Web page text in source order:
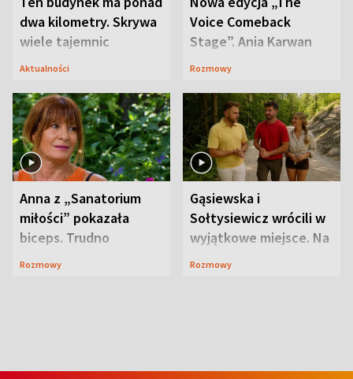
dwa kilometry. Skrywa
wiele tajemnic
Aktualności
Voice Comeback
Stage”. Ania Karwan
zapowiada
Rozmowy
Anna z „Sanatorium
miłości” pokazała
biceps. Trudno
uwierzyć, co przeszła
Rozmowy
Gąsiewska i
Sołtysiewicz wrócili w
wyjątkowe miejsce. Na
szlaku czekał
Rozmowy